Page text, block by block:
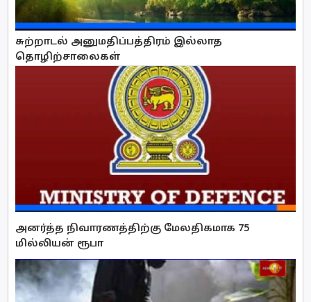
சுற்றாடல் அனுமதிப்பத்திரம் இல்லாத
தொழிற்சாலைகள்
அனர்த்த நிவாரணத்திற்கு மேலதிகமாக 75
மில்லியன் ரூபா